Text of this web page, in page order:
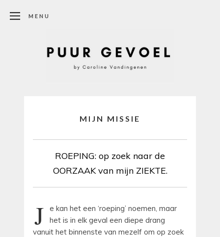
MENU
MIJN MISSIE
ROEPING: op zoek naar de
OORZAAK van mijn ZIEKTE.
J
e kan het een ‘roeping’ noemen, maar
het is in elk geval een diepe drang
vanuit het binnenste van mezelf om op zoek